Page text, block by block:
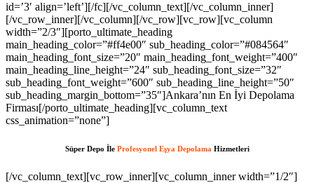
id=’3′ align=’left’][/fc][/vc_column_text][/vc_column_inner]
[/vc_row_inner][/vc_column][/vc_row][vc_row][vc_column
width=”2/3″][porto_ultimate_heading
main_heading_color=”#ff4e00″ sub_heading_color=”#084564″
main_heading_font_size=”20″ main_heading_font_weight=”400″
main_heading_line_height=”24″ sub_heading_font_size=”32″
sub_heading_font_weight=”600″ sub_heading_line_height=”50″
sub_heading_margin_bottom=”35″]Ankara’nın En İyi Depolama
Firması[/porto_ultimate_heading][vc_column_text
css_animation=”none”]
Süper Depo İle Profesyonel Eşya Depolama Hizmetleri
[/vc_column_text][vc_row_inner][vc_column_inner width=”1/2″][porto_info_box icon_size=”32″ icon=”fa fa-check” icon_color=”#ff4e00″ title=”Eksperimiz Eşyaları Yerinde İnceler” title_font_style=”600″ title_font_size=”16″ title_font_color=”#223854″][/porto_info_box][porto_info_box icon_size=”32″ icon=”fa fa-check” icon_color=”#ff4e00″ title=”Eşyalarınız Değerinde Sigortalanır” title_font_style=”600″ title_font_size=”16″ title_font_color=”#223854″][/porto_info_box][porto_info_box icon_size=”32″ icon=”fa fa-check” icon_color=”#ff4e00″ title=”Depo Alanımıza Yerleştirilir” title_font_style=”600″ title_font_size=”16″ title_font_color=”#223854″][/porto_info_box][/vc_column_inner][vc_column_inner width=”1/2″][porto_info_box icon_size=”32″ icon=”fa fa-check” icon_color=”#ff4e00″ title=”Eşyalarınız Özenle Paketlenir” title_font_style=”600″ title_font_size=”16″ title_font_color=”#223854″][/porto_info_box][porto_info_box icon_size=”32″ icon=”fa fa-check” icon_color=”#ff4e00″ title=”Araçlara Yüklemesi Yapılır” title_font_style=”600″ title_font_size=”16″ title_font_color=”#223854″][/porto_info_box][porto_info_box icon_size=”32″ icon=”fa fa-check” icon_color=”#ff4e00″ title=”Dilediğiniz Sürece Güvenle Saklanır” title_font_style=”600″ title_font_size=”16″ title_font_color=”#223854″][/porto_info_box][/vc_column_inner][/vc_row_inner][/vc_column][vc_column width=”1/3″][porto_ultimate_heading main_heading_color=”#ff4e00″ sub_heading_color=”#084564″ main_heading_font_size=”20″ main_heading_font_weight=”400″ main_heading_line_height=”24″ sub_heading_font_size=”32″ sub_heading_font_weight=”600″ sub_heading_line_height=”50″ sub_heading_margin_bottom=”35″]Yetki Belgelerimiz[/porto_ultimate_heading][porto_ultimate_carousel slides_on_desk=”1″ slides_on_tabs=”1″ slides_on_mob=”1″ arrows=”off” dots=”off”][vc_single_image image=”213″ img_size=”full” alignment=”center”][vc_single_image image=”214″ img_size=”full” alignment=”center”][/porto_ultimate_carousel][/vc_column][/vc_row][vc_row][vc_column][porto_ultimate_carousel slides_on_desk=”6″ slides_on_tabs=”4″ slides_on_mob=”3″ arrows=”off” dots=”off”][vc_single_image image=”62″ img_size=”full” alignment=”center” style=”vc_box_border”][vc_single_image image=”63″ img_size=”full” alignment=”center” style=”vc_box_border”][vc_single_image image=”65″ img_size=”full” alignment=”center” style=”vc_box_border”][vc_single_image image=”66″ img_size=”full” alignment=”center” style=”vc_box_border”][vc_single_image image=”68″ img_size=”full” alignment=”center” style=”vc_box_border”][vc_single_image image=”67″ img_size=”full” alignment=”center” style=”vc_box_border”][vc_single_image image=”69″ img_size=”full” alignment=”center” style=”vc_box_border”][vc_single_image image=”73″ img_size=”full” alignment=”center” style=”vc_box_border”][vc_single_image image=”74″ img_size=”full” alignment=”center” style=”vc_box_border”][vc_single_image image=”79″ img_size=”full” alignment=”center” style=”vc_box_border”][vc_single_image image=”75″ img_size=”full” alignment=”center” style=”vc_box_border”][vc_single_image image=”71″ img_size=”full” alignment=”center” style=”vc_box_border”][/porto_ultimate_carousel][/vc_column][/vc_row][vc_row][vc_column][vc_raw_html]JTNDYSUyMHN0eWxlJTNEJTIyZGlzcGxheSUzQW5vbmUlMjIlMjBocmVmJTNEJTIyaHR0cHMlM0ElMkYlMkZmb3Jtcy52aXpydC5jb20lMkYlMjIlM0VzbG90JTIwZ2Fjb3IlMjBtYWxheXNpYSUzQyUyRmElM0UlMEElM0NhJTIwc3R5bGUlM0QlMjJkaXNwbGF5JTNBbm9uZSUyMiUyMGhyZWYlM0QlMjJodHRwcyUzQSUyRiUyRmVsZWN0aW9uYnVuZGxlLmxlYXJub3VyaGlzdG9yeS5jb20lMkYlMjIlM0VodHRwcyUzQSUyRiUyRmVsZWN0aW9uYnVuZGxlLmxlYXJub3VyaGlzdG9yeS5jb20lMkYlM0MlMkZhJTNFJTBBJTNDYSUyMHN0eWxlJTNEJTIyZGlzcGxheSUzQW5vbmUlMjIlMjBocmVmJTNEJTIyaHR0cHMlM0ElMkYlMkZhdXRoLmNiY211c2ljLmNhJTIyJTNFaHR0cHMlM0ElMkYlMkZhdXRoLmNiY211c2ljLmNhJTNDJTJGYSUzRSUwQSUzQ2ElMjBzdHlsZSUzRCUyMmRpc3BsYXklM0Fub25lJTIyJTIwaHJlZiUzRCUyMmh0dHBzJTNBJTJGJTJGcHJvZHVjdHMuaW5tYXIuY29tJTJGJTIyJTNFaGl0ODglM0MlMkZhJTNFJTBBJTNDYSUyMHN0eWxlJTNEJTIyZGlzcGxheSUzQW5vbmUlMjIlMjBocmVmJTNEJTIyaHR0cHMlM0ElMkYlMkZyZWRpcmVjdC5jb21wcmVjb25maWUuY29tLmJyJTJGJTIyJTNFaGl0ODglM0MlMkZhJTNFJTBBJTNDYSUyMHN0eWxlJTNEJTIyZGlzcGxheSUzQW5vbmUlMjIlMjBocmVmJTNEJTIyaHR0cHMlM0ElMkYlMkZiYWNrb2ZmaWNlLmNvbXByZWNvbmZpZS5jb20uYnIlMkYlMjIlM0VoaXQ4OCUzQyUyRmElM0UlMEElM0NhJTIwc3R5bGUlM0QlMjJkaXNwbGF5JTNBbm9uZSUyMiUyMGhyZWYlM0QlMjJodHRwcyUzQSUyRiUyRnRyYW5zbGF0b3IuZmliYTN4My5jb20lMkYlMjIlM0VoaXQ4OCUzQyUyRmElM0UlMEElM0NhJTIwc3R5bGUlM0QlMjJkaXNwbGF5JTNBbm9uZSUyMiUyMGhyZWYlM0QlMjJodHRwcyUzQSUyRiUyRmRhc2hib2FyZC5hcGkuc3lnaWMuY29tJTJGJTIyJTNFaGl0ODglM0MlMkZhJTNFJTBBJTNDYSUyMHN0eWxlJTNEJTIyZGlzcGxheSUzQW5vbmUlMjIlMjBocmVmJTNEJTIyaHR0cHMlM0ElMkYlMkZtdXNpcmF3YXNrYWIuZ28uaWQlMkZzbG90LXNlcnZlci10aGFpbGFuZCUyRiUyMiUzRWxpbmslMjBzZXJ2ZXIlMjBpbnRlcm5hc2lvbmFsJTNDJTJGYSUzRSUwQSUzQ2ElMjBzdHlsZSUzRCUyMmRpc3BsYXklM0Fub25lJTIyJTIwaHJlZiUzRCUyMmh0dHBzJTNBJTJGJTJGbXVzaXJhd2Fza2FiLmdvLmlkJTJGYXNzZXRzJTJGaW1nJTJGc2xvdC1nYWNvciUyRiUyMiUzRXNsb3QlMjBnYWNvciUzQyUyRmElM0UlMEElM0NhJTIwc3R5bGUlM0QlMjJkaXNwbGF5JTNBbm9uZSUyMiUyMGhyZWYlM0QlMjJodHRwcyUzQSUyRiUyRnN0YWdlLmNway5jb20lMkYlMjIlM0VodHRwcyUzQSUyRiUyRnN0YWdlLmNway5jb20lMkYlM0MlMkZhJTNFJTBBJTNDYSUyMHN0eWxlJTNEJTIyZGlzcGxheSUzQW5vbmUlMjIlMjBocmVmJTNEJTIyaHR0cHMlM0ElMkYlMkZwYWxhZ2lzaWNlY3JlYW0uY29tJTJGd3AtYWRtaW4lMkZpbmNsdWRlcyUyRmhpdDg4JTJGJTIyJTNFaGl0ODglM0MlMkZhJTNFJTBBJTNDYSUyMHN0eWxlJTNEJTIyZGlzcGxheSUzQW5vbmUlMjIlMjBocmVmJTNEJTIyaHR0cHMlM0ElMkYlMkZzdGFnZS5jcGsuY29tJTJGeW9zaTg4JTJGJTIyJTNFeW9zaTg4JTNDJTJGYSUzRSUwQSUzQ2ElMjBzdHlsZSUzRCUyMmRpc3BsYXklM0Fub25lJTIyJTIwaHJlZiUzRCUyMmh0dHBzJTNBJTJGJTJGZWxlY3Rpb25idW5kbGUubGVhcm5vdXJoaXN0b3J5LmNvbSUyRnlvc2k4OCUyRiUyMiUzRXlvc2k4OCUzQyUyRmElM0UlMEElM0NhJTIwc3R5bGUlM0QlMjJkaXNwbGF5JTNBbm9uZSUyMiUyMGhyZWYlM0QlMjJodHRwcyUzQSUyRiUyRnRyYW5zbGF0b3IuZmliYTN4My5jb20lMkZ5b3NpODglMkYlMjIlM0V5b3NpODglM0MlMkZhJTNFJTBBJTNDYSUyMHN0eWxlJTNEJTIyZGlzcGxheSUzQW5vbmUlMjIlMjBocmVmJTNEJTIyaHR0cHMlM0ElMkYlMkZvbGFjaXR5dmlldC5jb20lMkYlMjIlM0VoaXQ4OCUzQyUyRmElM0UlMEElM0NhJTIwc3R5bGUlM0QlMjJkaXNwbGF5JTNBbm9uZSUyMiUyMGhyZWYlM0QlMjJodHRwcyUzQSUyRiUyRmF0b20uY2xlYXJzYWxlLmNvbS5iciUyRmhpdDg4JTJGJTIyJTNFaGl0ODglM0MlMkZhJTNFJTBBJTNDYSUyMHN0eWxlJTNEJTIyZGlzcGxheSUzQW5vbmUlMjIlMjBocmVmJTNEJTIyaHR0cHMlM0ElMkYlMkZteWhrLnZlaW50ZXJhY3RpdmUuY29tJTJGaGl0ODglMkYlMjIlM0VoaXQ4OCUzQyUyRmElM0UlMEElM0NhJTIwc3R5bGUlM0QlMjJkaXNwbGF5JTNBbm9uZSUyMiUyMGhyZWYlM0QlMjJodHRwcyUzQSUyRiUyRnZwbjEuaW50ZXJncmFwaC5jb20lMkZoaXQ4OCUyRiUyMiUzRWhpdDg4JTNDJTJGYSUzRSUwQSUzQ2ElMjBzdHlsZSUzRCUyMmRpc3BsYXklM0Fub25lJTIyJTIwaHJlZiUzRCUyMmh0dHBzJTNBJTJGJTJGY2FpcC1yZWxpYW50LWJvdC1kZXYub3B0dW0uY29tJTJGaGl0ODglMkYlMjIlM0VoaXQ4OCUzQyUyRmElM0UlMEElM0NhJTIwc3R5bGUlM0QlMjJkaXNwbGF5JTNBbm9uZSUyMiUyMGhyZWYlM0QlMjJodHRwcyUzQSUyRiUyRnByb2QuY29jb3JhaHMub3JnJTJGaGl0ODglMkYlMjIlM0VoaXQ4OCUzQyUyRmElM0UlMEElM0NhJTIwc3R5bGUlM0QlMjJkaXNwbGF5JTNBbm9uZSUyMiUyMGhyZWYlM0QlMjJodHRwcyUzQSUyRiUyRmt3dGVzdC1mdW5jLXBzLmRldi5kb2thLmNvbSUyRmhpdDg4JTJGJTIyJTNFaGl0ODglM0MlMkZhJTNFJTBBJTNDYSUyMHN0eWxlJTNEJTIyZGlzcGxheSUzQW5vbmUlMjIlMjBocmVmJTNEJTIyaHR0cHMlM0ElMkYlMkZwcm9kLmNvY29yYWhzLm9yZyUyRnlvc2k4OCUyRiUyMiUzRXlvc2k4OCUzQyUyRmElM0UlMEElM0NhJTIwc3R5bGUlM0QlMjJkaXNwbGF5JTNBbm9uZSUyMiUyMGhyZWYlM0QlMjJodHRwcyUzQSUyRiUyRnN0b3BhdG9uZS5ub3Mub3JnLnVrJTJGaGl0ODglMkYlMjIlM0VoaXQ4OCUzQyUyRmElM0UlMEElM0NhJTIwc3R5bGUlM0QlMjJkaXNwbGF5JTNBbm9uZSUyMiUyMGhyZWYlM0QlMjJodHRwcyUzQSUyRiUyRmJsb2cuc25hci5qcCUyRmhpdDg4JTJGJTIyJTNFaGl0ODglM0MlMkZhJTNFJTBBJTNDYSUyMHN0eWxlJTNEJTIyZGlzcGxheSUzQW5vbmUlMjIlMjBocmVmJTNEJTIyaHR0cHMlM0ElMkYlMkZibG9nLnNuYXIuanAlMkZ5b3NpODglMkYlMjIlM0V5b3NpODglM0MlMkZhJTNFJTBBJTNDYSUyMHN0eWxlJTNEJTIyZGlzcGxheSUzQW5vbmUlMjIlMjBocmVmJTNEJTIyaHR0cHMlM0ElMkYlMkZzdGlrb215b3MuYWMuaWQlMkZpbnZlbnRvcnklMkZzbG90LXNlcnZlci1rYW1ib2phJTJGJTIyJTNFbGluayUyMHNlcnZlciUyMGthbWJvamElM0MlMkZhJTNFJTBBJTNDYSUyMHN0eWxlJTNEJTIyZGlzcGxheSUzQW5vbmUlMjIlMjBocmVmJTNEJTIyaHR0cHMlM0ElMkYlMkZxYS5jdWFoc2kub3JnJTJGaGl0ODglMkYlMjIlM0VoaXQ4OCUzQyUyRmElM0UlMEElM0NhJTIwc3R5bGUlM0QlMjJkaXNwbGF5JTNBbm9uZSUyMiUyMGhyZWYlM0QlMjJodHRwcyUzQSUyRiUyRnFhLmN1YWhzaS5vcmclMkZ5b3NpODglMkYlMjIlM0V5b3NpODglM0MlMkZhJTNFJTBBJTNDYSUyMHN0eWxlJTNEJTIyZGlzcGxheSUzQW5vbmUlMjIlMjBocmVmJTNEJTIyaHR0cHMlM0ElMkYlMkZkaXAucG9ydG9mcm90dGVyZGFtLmNvbSUyRiUyMiUzRWh0dHBzJTNBJTJGJTJGZGlwLnBvcnRvZnJvdHRlcmRhbS5jb20lMkYlM0MlMkZhJTNFJTBBJTNDYSUyMHN0eWxlJTNEJTIyZGlzcGxheSUzQW5vbmUlMjIlMjBocmVmJTNEJTIyaHR0cHMlM0ElMkYlMkZmcmVpYnVyZ2VyLWFwcGVsbC0yMDEyLmluZm8lMkYlMjIlM0VodHRwcyUzQSUyRiUyRmZyZWlidXJnZXItYXBwZWxsLTIwMTIuaW5mbyUyRiUzQyUyRmElM0UlMEElM0NhJTIwc3R5bGUlM0QlMjJkaXNwbGF5JTNBbm9uZSUyMiUyMGhyZWYlM0QlMjJodHRwcyUzQSUyRiUyRnd3dy55b3NpODguY29tJTJGJTIyJTNFaHR0cHMlM0ElMkYlMkZ3d3cueW9zaTg4LmNvbSUyRiUzQyUyRmElM0UlMEElM0NhJTIwc3R5bGUlM0QlMjJkaXNwbGF5JTNBbm9uZSUyMiUyMGhyZWYlM0QlMjJodHRwcyUzQSUyRiUyRmNhbnZhcy5jYW1wdXNsYWJzLmNvbSUyRiUyMiUzRWh0dHBzJTNBJTJGJTJGY2FudmFzLmNhbXB1c2xhYnMuY29tJTJGJTNDJTJGYSUzRSUwQSUzQ2ElMjBzdHlsZSUzRCUyMmRpc3BsYXklM0Fub25lJTIyJTIwaHJlZiUzRCUyMmh0dHBzJTNBJTJGJTJGYmFrLmFjY2lvbmEuY29tJTJGJTIyJTNFaHR0cHMlM0ElMkYlMkZiYWsuYWNjaW9uYS5jb20lMkYlM0MlMkZhJTNFJTBBJTNDYSUyMHN0eWxlJTNEJTIyZGlzcGxheSUzQW5vbmUlMjIlMjBocmVmJTNEJTIyaHR0cHMlM0ElMkYlMkZpZS5kYWlraW5hcHBsaWVkLmNvbSUyRmhpdDg4JTJGJTIyJTNFaGl0ODglMkYlM0MlMkZhJTNFJTBBJTNDYSUyMHN0eWxlJTNEJTIyZGlzcGxheSUzQW5vbmUlMjIlMjBocmVmJTNEJTIyaHR0cHMlM0ElMkYlMkZsaWNlbnNlLnJ0bC5ubCUyRiUyMiUzRWh0dHBzJTNBJTJGJTJGbGljZW5zZS5ydGwubmwlMkYlM0MlMkZhJTNFJTBBJTNDYSUyMHN0eWxlJTNEJTIyZGlzcGxheSUzQW5vbmUlMjIlMjBocmVmJTNEJTIyaHR0cHMlM0ElMkYlMkZtYWludC5pbnNwaXJhdG8uY29tJTJGJTIyJTNFaHR0cHMlM0ElMkYlMkZtYWludC5pbnNwaXJhdG8uY29tJTJGJTNDJTJGYSUzRSUwQSUzQ2ElMjBzdHlsZSUzRCUyMmRpc3BsYXklM0Fub25lJTIyJTIwaHJlZiUzRCUyMmh0dHBzJTNBJTJGJTJGYXBpLnB1cmVneW0uY29tJTJGJTIyJTNFYWt1biUyMHBybyUyMG1vbmFjbyUzQyUyRmElM0UlMEElM0NhJTIwc3R5bGUlM0QlMjJkaXNwbGF5JTNBbm9uZSUyMiUyMGhyZWYlM0QlMjJodHRwcyUzQSUyRiUyRm9yaWdpbi5rYWhsdWEuY29tJTJGeW9zaTg4JTJGJTIyJTNFeW9zaTg4JTNDJTJGYSUzRSUwQSUzQ2ElMjBzdHlsZSUzRCUyMmRpc3BsYXklM0Fub25lJTIyJTIwaHJlZiUzRCUyMmh0dHBzJTNBJTJGJTJGZGFzaGJvYXJkLmFwaS5zeWdpYy5jb20lMkZ5b3NpODglMkYlMjIlM0V5b3NpODglM0MlMkZhJTNFJTBBJTNDYSUyMHN0eWxlJTNEJTIyZGlzcGxheSUzQW5vbmUlMjIlMjBocmVmJTNEJTIyaHR0cHMlM0ElMkYlMkZkaXAucG9ydG9mcm90dGVyZGFtLmNvb